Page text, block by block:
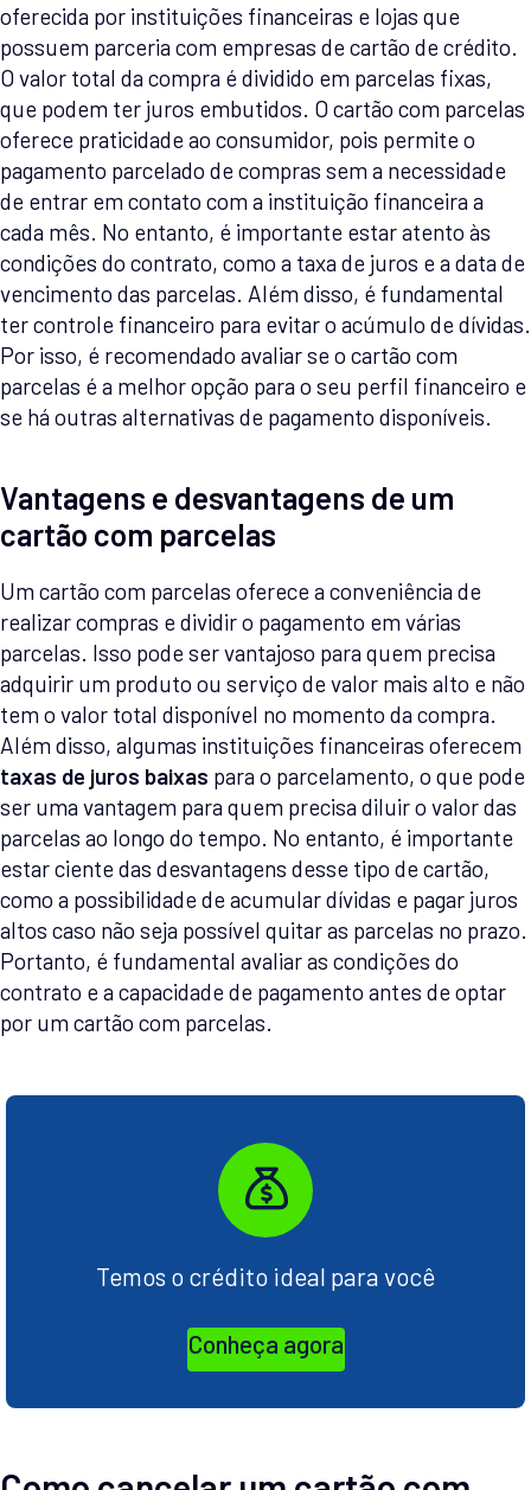
oferecida por instituições financeiras e lojas que
possuem parceria com empresas de cartão de crédito.
O valor total da compra é dividido em parcelas fixas,
que podem ter juros embutidos. O cartão com parcelas
oferece praticidade ao consumidor, pois permite o
pagamento parcelado de compras sem a necessidade
de entrar em contato com a instituição financeira a
cada mês. No entanto, é importante estar atento às
condições do contrato, como a taxa de juros e a data de
vencimento das parcelas. Além disso, é fundamental
ter controle financeiro para evitar o acúmulo de dívidas.
Por isso, é recomendado avaliar se o cartão com
parcelas é a melhor opção para o seu perfil financeiro e
se há outras alternativas de pagamento disponíveis.
Vantagens e desvantagens de um
cartão com parcelas
Um cartão com parcelas oferece a conveniência de
realizar compras e dividir o pagamento em várias
parcelas. Isso pode ser vantajoso para quem precisa
adquirir um produto ou serviço de valor mais alto e não
tem o valor total disponível no momento da compra.
Além disso, algumas instituições financeiras oferecem
taxas de juros baixas para o parcelamento, o que pode
ser uma vantagem para quem precisa diluir o valor das
parcelas ao longo do tempo. No entanto, é importante
estar ciente das desvantagens desse tipo de cartão,
como a possibilidade de acumular dívidas e pagar juros
altos caso não seja possível quitar as parcelas no prazo.
Portanto, é fundamental avaliar as condições do
contrato e a capacidade de pagamento antes de optar
por um cartão com parcelas.
Temos o crédito ideal para você
Conheça agora